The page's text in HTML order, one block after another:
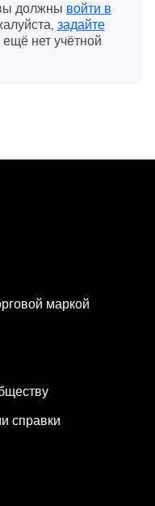
должны войти в
задайте
ещё нет учётной
маркой
справки